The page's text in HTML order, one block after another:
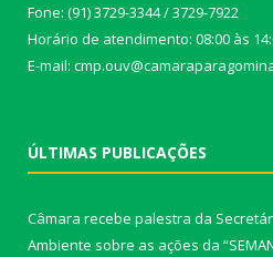
Fone: (91) 3729-3344 / 3729-7922
Horário de atendimento: 08:00 às
E-mail:
ÚLTIMAS PUBLICAÇÕES
Câmara recebe palestra da
Ambiente sobre as ações da